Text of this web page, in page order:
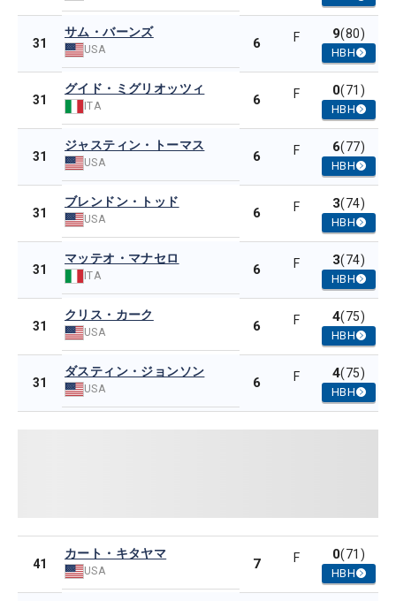
31
サム・バーンズ
USA 6 F 9(80)
HBH
31
グイド・ミグリオッツィ
ITA 6 F 0(71)
HBH
31
ジャスティン・トーマス
USA 6 F 6(77)
HBH
31
ブレンドン・トッド
USA 6 F 3(74)
HBH
31
マッテオ・マナセロ
ITA 6 F 3(74)
HBH
31
クリス・カーク
USA 6 F 4(75)
HBH
31
ダスティン・ジョンソン
USA 6 F 4(75)
HBH
41
カート・キタヤマ
USA 7 F 0(71)
HBH